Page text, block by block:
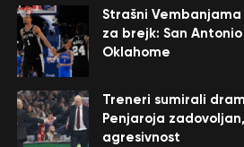
Strašni
za brejk: San
Oklahome
Treneri sumirali
Penjaroja
agresivnost